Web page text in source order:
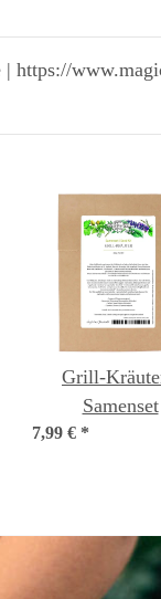
https://
Grill-
Samenset
7,99 € *